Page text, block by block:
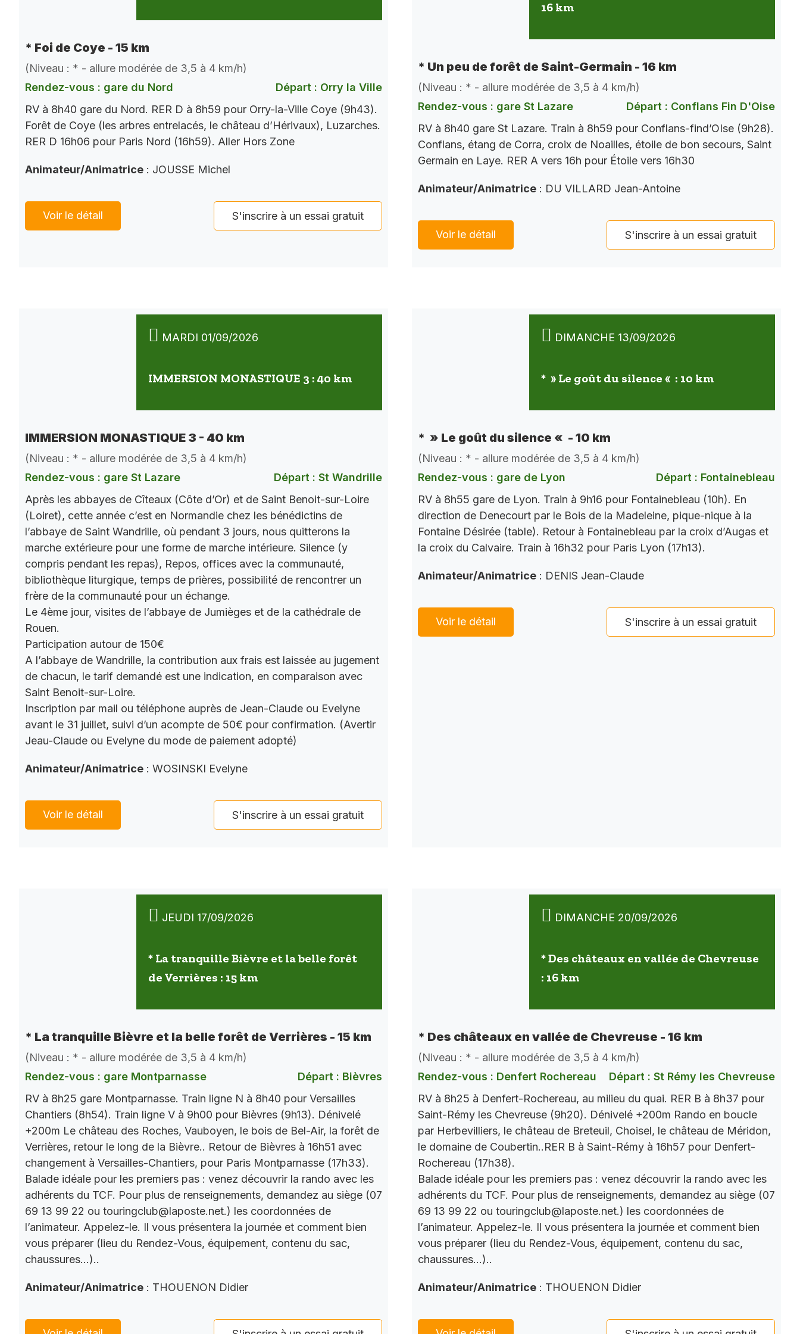
* Foi de Coye - 15 km
(Niveau : * - allure modérée de 3,5 à 4 km/h)
Rendez-vous : gare du Nord
Départ : Orry la Ville
RV à 8h40 gare du Nord. RER D à 8h59 pour Orry-la-Ville Coye (9h43).
Forêt de Coye (les arbres entrelacés, le château d’Hérivaux), Luzarches.
RER D 16h06 pour Paris Nord (16h59). Aller Hors Zone
Animateur/Animatrice : JOUSSE Michel
Voir le détail S'inscrire à un essai gratuit
16 km
* Un peu de forêt de Saint-Germain - 16 km
(Niveau : * - allure modérée de 3,5 à 4 km/h)
Rendez-vous : gare St Lazare
Départ : Conflans Fin D'Oise
RV à 8h40 gare St Lazare. Train à 8h59 pour Conflans-find’OIse (9h28).
Conflans, étang de Corra, croix de Noailles, étoile de bon secours, Saint
Germain en Laye. RER A vers 16h pour Étoile vers 16h30
Animateur/Animatrice : DU VILLARD Jean-Antoine
Voir le détail S'inscrire à un essai gratuit
MARDI 01/09/2026
IMMERSION MONASTIQUE 3 : 40 km
IMMERSION MONASTIQUE 3 - 40 km
(Niveau : * - allure modérée de 3,5 à 4 km/h)
Rendez-vous : gare St Lazare
Départ : St Wandrille
Après les abbayes de Cîteaux (Côte d’Or) et de Saint Benoit-sur-Loire
(Loiret), cette année c’est en Normandie chez les bénédictins de
l’abbaye de Saint Wandrille, où pendant 3 jours, nous quitterons la
marche extérieure pour une forme de marche intérieure. Silence (y
compris pendant les repas), Repos, offices avec la communauté,
bibliothèque liturgique, temps de prières, possibilité de rencontrer un
frère de la communauté pour un échange.
Le 4ème jour, visites de l’abbaye de Jumièges et de la cathédrale de
Rouen.
Participation autour de 150€
A l’abbaye de Wandrille, la contribution aux frais est laissée au jugement
de chacun, le tarif demandé est une indication, en comparaison avec
Saint Benoit-sur-Loire.
Inscription par mail ou téléphone auprès de Jean-Claude ou Evelyne
avant le 31 juillet, suivi d’un acompte de 50€ pour confirmation. (Avertir
Jeau-Claude ou Evelyne du mode de paiement adopté)
Animateur/Animatrice : WOSINSKI Evelyne
Voir le détail S'inscrire à un essai gratuit
DIMANCHE 13/09/2026
* » Le goût du silence « : 10 km
* » Le goût du silence « - 10 km
(Niveau : * - allure modérée de 3,5 à 4 km/h)
Rendez-vous : gare de Lyon
Départ : Fontainebleau
RV à 8h55 gare de Lyon. Train à 9h16 pour Fontainebleau (10h). En
direction de Denecourt par le Bois de la Madeleine, pique-nique à la
Fontaine Désirée (table). Retour à Fontainebleau par la croix d’Augas et
la croix du Calvaire. Train à 16h32 pour Paris Lyon (17h13).
Animateur/Animatrice : DENIS Jean-Claude
Voir le détail S'inscrire à un essai gratuit
JEUDI 17/09/2026
* La tranquille Bièvre et la belle forêt
de Verrières : 15 km
* La tranquille Bièvre et la belle forêt de Verrières - 15 km
(Niveau : * - allure modérée de 3,5 à 4 km/h)
Rendez-vous : gare Montparnasse
Départ : Bièvres
RV à 8h25 gare Montparnasse. Train ligne N à 8h40 pour Versailles
Chantiers (8h54). Train ligne V à 9h00 pour Bièvres (9h13). Dénivelé
+200m Le château des Roches, Vauboyen, le bois de Bel-Air, la forêt de
Verrières, retour le long de la Bièvre.. Retour de Bièvres à 16h51 avec
changement à Versailles-Chantiers, pour Paris Montparnasse (17h33).
Balade idéale pour les premiers pas : venez découvrir la rando avec les
adhérents du TCF. Pour plus de renseignements, demandez au siège (07
69 13 99 22 ou touringclub@laposte.net.) les coordonnées de
l’animateur. Appelez-le. Il vous présentera la journée et comment bien
vous préparer (lieu du Rendez-Vous, équipement, contenu du sac,
chaussures…)..
Animateur/Animatrice : THOUENON Didier
DIMANCHE 20/09/2026
* Des châteaux en vallée de Chevreuse
: 16 km
* Des châteaux en vallée de Chevreuse - 16 km
(Niveau : * - allure modérée de 3,5 à 4 km/h)
Rendez-vous : Denfert Rochereau
Départ : St Rémy les Chevreuse
RV à 8h25 à Denfert-Rochereau, au milieu du quai. RER B à 8h37 pour
Saint-Rémy les Chevreuse (9h20). Dénivelé +200m Rando en boucle
par Herbevilliers, le château de Breteuil, Choisel, le château de Méridon,
le domaine de Coubertin..RER B à Saint-Rémy à 16h57 pour Denfert-
Rochereau (17h38).
Balade idéale pour les premiers pas : venez découvrir la rando avec les
adhérents du TCF. Pour plus de renseignements, demandez au siège (07
69 13 99 22 ou touringclub@laposte.net.) les coordonnées de
l’animateur. Appelez-le. Il vous présentera la journée et comment bien
vous préparer (lieu du Rendez-Vous, équipement, contenu du sac,
chaussures…)..
Animateur/Animatrice : THOUENON Didier